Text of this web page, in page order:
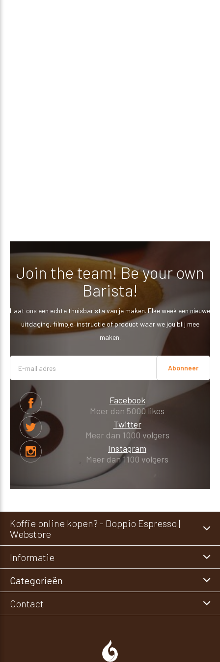
Join the team! Be your own
Barista!
Laat ons een echte thuisbarista van je maken. Elke week een nieuwe
uitdaging, filmpje, instructie of product waar we jou blij mee
maken.
Abonneer
Facebook
Meer dan 5000 likes
Twitter
Meer dan 1000 volgers
Instagram
Meer dan 1100 volgers
Koffie online kopen? - Doppio Espresso |
Webstore
Informatie
Categorieën
Contact